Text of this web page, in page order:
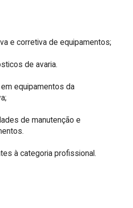
e corretiva de equipamentos;
de avaria.
equipamentos da
de manutenção e
à categoria profissional.